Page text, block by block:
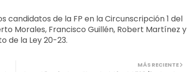
candidatos de la FP en la Circunscripción 1 del
Morales, Francisco Guillén, Robert Martínez y
de la Ley 20-23.
MÁS RECIENTE